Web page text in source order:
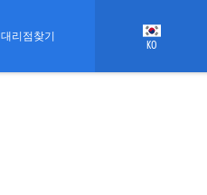
대리점찾기
KO